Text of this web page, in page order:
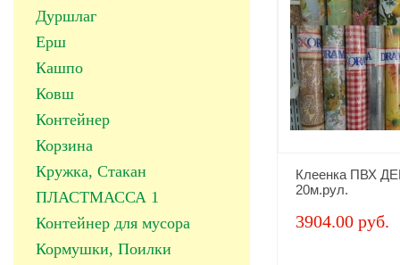
Дуршлаг
Ерш
Кашпо
Ковш
Контейнер
Корзина
Кружка, Стакан
ПЛАСТМАССА 1
Контейнер для мусора
Кормушки, Поилки
Клеенка ПВХ
20м.рул.
3904.00 руб.